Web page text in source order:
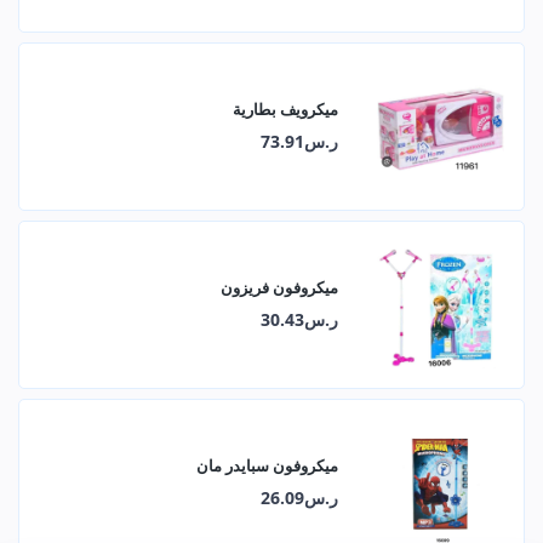
ميكرويف بطارية
ر.س73.91
ميكروفون فريزون
ر.س30.43
ميكروفون سبايدر مان
ر.س26.09